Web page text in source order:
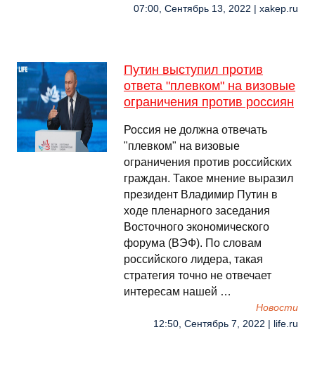
07:00, Сентябрь 13, 2022 | xakep.ru
Путин выступил против
ответа "плевком" на визовые
ограничения против россиян
Россия не должна отвечать
"плевком" на визовые
ограничения против российских
граждан. Такое мнение выразил
президент Владимир Путин в
ходе пленарного заседания
Восточного экономического
форума (ВЭФ). По словам
российского лидера, такая
стратегия точно не отвечает
интересам нашей …
Новости
12:50, Сентябрь 7, 2022 | life.ru